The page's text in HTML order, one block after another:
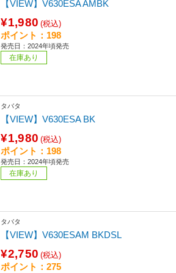
【VIEW】V630ESA AMBK
¥1,980 (税込)
ポイント：198
発売日：2024年頃発売
在庫あり
タバタ
【VIEW】V630ESA BK
¥1,980 (税込)
ポイント：198
発売日：2024年頃発売
在庫あり
タバタ
【VIEW】V630ESAM BKDSL
¥2,750 (税込)
ポイント：275